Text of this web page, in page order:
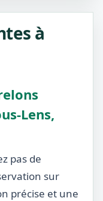
à
Lens,
pas de
sur
précise et une